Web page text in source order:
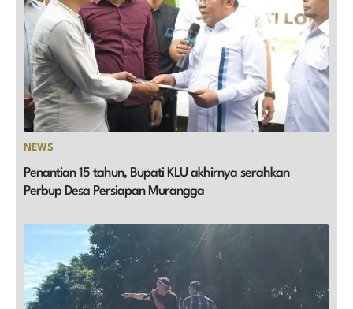
NEWS
Penantian 15 tahun, Bupati KLU akhirnya serahkan
Perbup Desa Persiapan Murangga